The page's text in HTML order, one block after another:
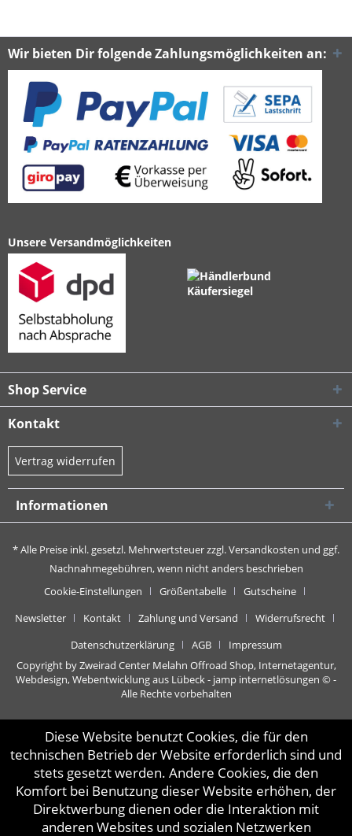
Wir bieten Dir folgende Zahlungsmöglichkeiten an:
Unsere Versandmöglichkeiten
Shop Service
Kontakt
Vertrag widerrufen
Informationen
* Alle Preise inkl. gesetzl. Mehrwertsteuer zzgl.Versandkosten und ggf.
Nachnahmegebühren, wenn nicht anders beschrieben
Cookie-Einstellungen
Größentabelle
Gutscheine
Newsletter
Kontakt Zahlung und Versand
Widerrufsrecht
Datenschutzerklärung
AGB
Impressum
Copyright by Zweirad Center Melahn Offroad Shop, Internetagentur,
Webdesign, Webentwicklung aus Lübeck - jamp internetlösungen © -
Alle Rechte vorbehalten
Diese Website benutzt Cookies, die für den
technischen Betrieb der Website erforderlich sind und
stets gesetzt werden. Andere Cookies, die den
Komfort bei Benutzung dieser Website erhöhen, der
Direktwerbung dienen oder die Interaktion mit
anderen Websites und sozialen Netzwerken